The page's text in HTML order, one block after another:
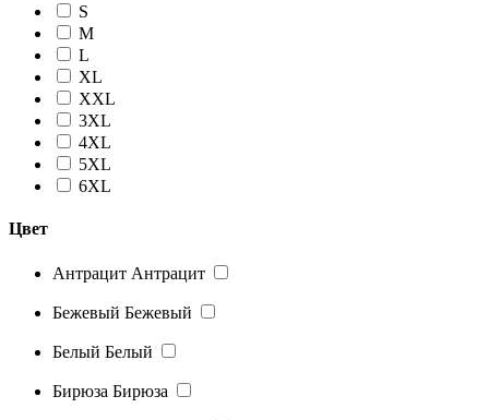
S
M
L
XL
XXL
3XL
4XL
5XL
6XL
Цвет
Антрацит Антрацит
Бежевый Бежевый
Белый Белый
Бирюза Бирюза